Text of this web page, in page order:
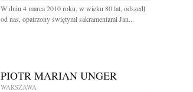
W dniu 4 marca 2010 roku, w wieku 80 lat, odszedł
od nas, opatrzony świętymi sakramentami Jan...
PIOTR MARIAN UNGER
WARSZAWA